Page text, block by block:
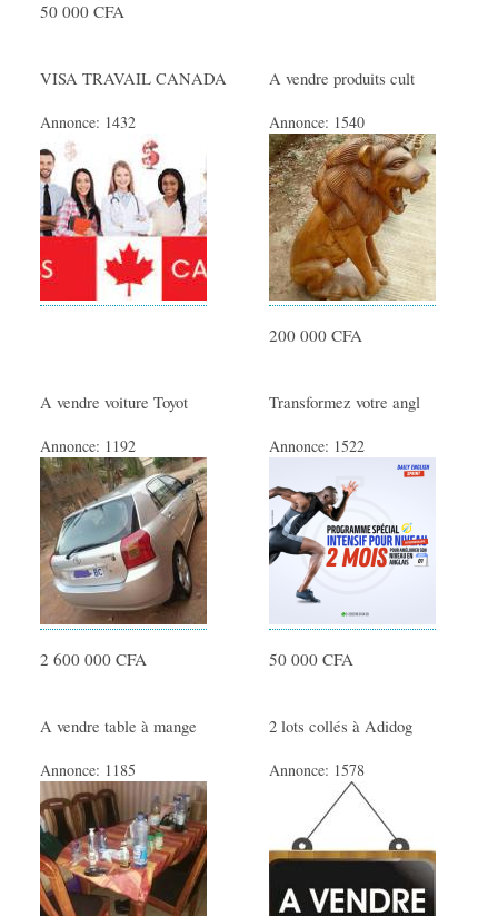
50 000 CFA
VISA TRAVAIL CANADA
Annonce: 1432
A vendre produits cult
Annonce: 1540
200 000 CFA
A vendre voiture Toyot
Annonce: 1192
2 600 000 CFA
Transformez votre angl
Annonce: 1522
50 000 CFA
A vendre table à mange
Annonce: 1185
2 lots collés à Adidog
Annonce: 1578